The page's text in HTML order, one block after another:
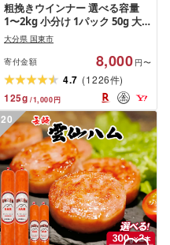
粗挽きウインナー 選べる容量
1〜2kg 小分け 1パック 50g 大
分県産豚肉 国東市産ブランド豚
国産鶏 さっぱり 旨味 食べ応え
冷凍 ソーセージ バーベキュー
焼肉 パーティー おつまみ お取
り寄せグルメ 大分県 国東市 送
料無料
大分県 国東市
寄付金額 8,000 円〜
4.7 (1226件)
125g /1,000円
20